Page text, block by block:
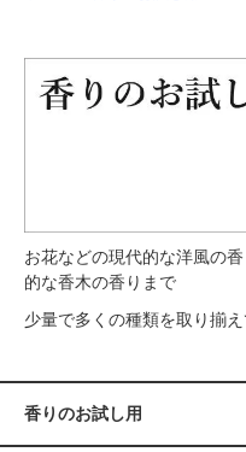
お花などの現代的な洋風の
的な香木の香りまで
少量で多くの種類を取り揃え
香りのお試し用